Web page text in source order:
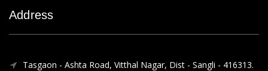
Address
Tasgaon - Ashta Road, Vitthal Nagar, Dist - Sangli - 416313.